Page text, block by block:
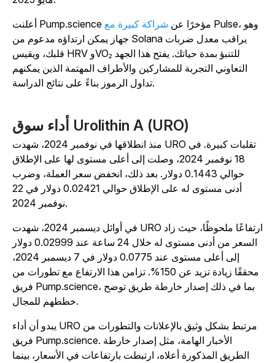
أعلنت Pump.science مؤخرًا عن شراكة كبيرة مع
Pulse، وهو
جهاز يمكن ارتداؤه مدعوم من Solana يراقب معدل ضربات
قلبك، ويقيس HRV وVO₂ للتنبؤ بمدة حياتك. يفتح هذا الجهد
التعاوني التجربة للمشاركين والأطراف المهتمة الذين يمكنهم
أداء سوق Urolithin A (URO)
منذ انطلاقها في نوفمبر 2024، شهدت URO تقلبات كبيرة. في
18 نوفمبر 2024، وصلت إلى أعلى مستوى لها على الإطلاق
حوالي 0.1443 دولار. بعد ذلك، انخفض سعر العملة، وضرب
أدنى مستوى له على الإطلاق حوالي 0.02421 دولار في 22
في أوائل ديسمبر 2024، شهدت URO ارتفاعًا ملحوظًا، حيث زاد
السعر من أدنى مستوى له خلال 24 ساعة عند 0.02999 دولار
إلى أعلى مستوى عند 0.0775 دولار في 7 ديسمبر 2024،
محققًا زيادة تزيد عن 150%. تزامن هذا الارتفاع مع تطورات من
فريق Pump.science، بما في ذلك إصدار خارطة طريق توضح
يبدو أن أداء URO مرتبط بشكل وثيق بالإعلانات والتطورات من
فريق Pump.science. الأخبار الهامة، مثل إصدار خارطة
الطريق المذكورة أعلاه، ارتبطت بارتفاعات في الأسعار، بينما